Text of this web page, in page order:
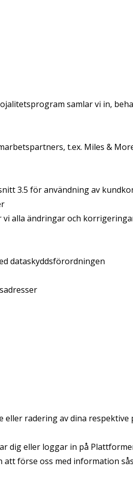
samlar vi in,
t.ex. Miles &
3.5 för användning av
alla ändringar och
dataskyddsförordningen
radering av dina
eller loggar in på
förse oss med information